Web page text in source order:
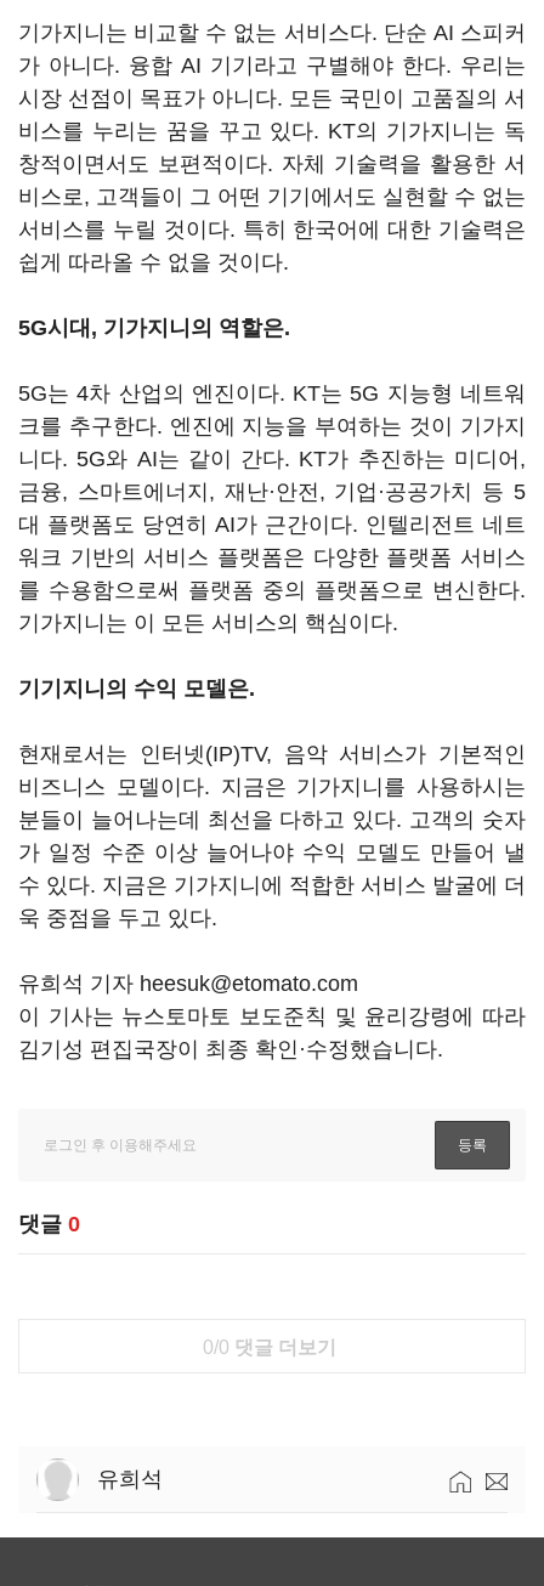
기가지니는 비교할 수 없는 서비스다. 단순 AI 스피커
가 아니다. 융합 AI 기기라고 구별해야 한다. 우리는
시장 선점이 목표가 아니다. 모든 국민이 고품질의 서
비스를 누리는 꿈을 꾸고 있다. KT의 기가지니는 독
창적이면서도 보편적이다. 자체 기술력을 활용한 서
비스로, 고객들이 그 어떤 기기에서도 실현할 수 없는
서비스를 누릴 것이다. 특히 한국어에 대한 기술력은
쉽게 따라올 수 없을 것이다.
5G시대, 기가지니의 역할은.
5G는 4차 산업의 엔진이다. KT는 5G 지능형 네트워
크를 추구한다. 엔진에 지능을 부여하는 것이 기가지
니다. 5G와 AI는 같이 간다. KT가 추진하는 미디어,
금융, 스마트에너지, 재난·안전, 기업·공공가치 등 5
대 플랫폼도 당연히 AI가 근간이다. 인텔리전트 네트
워크 기반의 서비스 플랫폼은 다양한 플랫폼 서비스
를 수용함으로써 플랫폼 중의 플랫폼으로 변신한다.
기가지니는 이 모든 서비스의 핵심이다.
기기지니의 수익 모델은.
현재로서는 인터넷(IP)TV, 음악 서비스가 기본적인
비즈니스 모델이다. 지금은 기가지니를 사용하시는
분들이 늘어나는데 최선을 다하고 있다. 고객의 숫자
가 일정 수준 이상 늘어나야 수익 모델도 만들어 낼
수 있다. 지금은 기가지니에 적합한 서비스 발굴에 더
욱 중점을 두고 있다.
유희석 기자 heesuk@etomato.com
이 기사는 뉴스토마토 보도준칙 및 윤리강령에 따라
김기성 편집국장이 최종 확인·수정했습니다.
댓글 0
0/0 댓글 더보기
유희석